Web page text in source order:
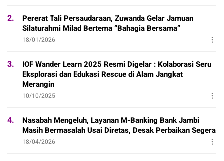
2.
Pererat Tali Persaudaraan, Zuwanda Gelar Jamuan
Silaturahmi Milad Bertema “Bahagia Bersama”
18/01/2026
3.
IOF Wander Learn 2025 Resmi Digelar : Kolaborasi Seru
Eksplorasi dan Edukasi Rescue di Alam Jangkat
Merangin
10/10/2025
4.
Nasabah Mengeluh, Layanan M-Banking Bank Jambi
Masih Bermasalah Usai Diretas, Desak Perbaikan Segera
18/04/2026